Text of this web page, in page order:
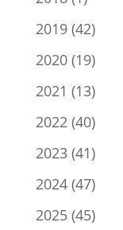
2019(42)
2020(19)
2021 (13)
2022(40)
2023(41)
2024(47)
2025(45)